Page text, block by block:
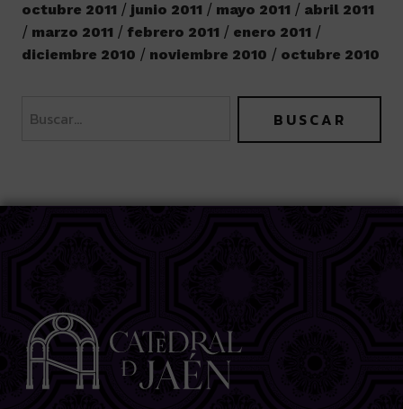
octubre 2011
junio 2011 mayo 2011
abril 2011
marzo 2011
febrero 2011
enero 2011
diciembre 2010
noviembre 2010 octubre 2010